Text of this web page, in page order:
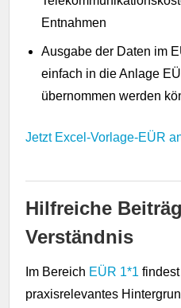
Entnahmen
Ausgabe der Daten im
einfach in die Anlage
übernommen werden
Jetzt Excel-Vorlage-EÜR
Hilfreiche
Verständnis
Im Bereich EÜR 1*1
praxisrelevantes